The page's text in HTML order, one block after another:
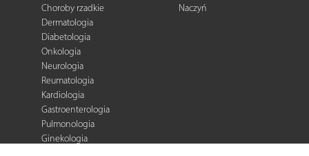
Choroby rzadkie
Dermatologia
Diabetologia
Onkologia
Neurologia
Reumatologia
Kardiologia
Gastroenterologia
Pulmonologia
Ginekologia
Naczyń